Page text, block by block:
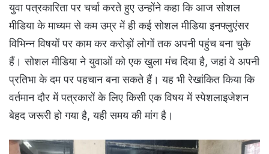
युवा पत्रकारिता पर चर्चा करते हुए उन्होंने कहा कि आज सोशल
मीडिया के माध्यम से कम उम्र में ही कई सोशल मीडिया इनफ्लुएंसर
विभिन्न विषयों पर काम कर करोड़ों लोगों तक अपनी पहुंच बना चुके
हैं। सोशल मीडिया ने युवाओं को एक खुला मंच दिया है, जहां वे अपनी
प्रतिभा के दम पर पहचान बना सकते हैं। यह भी रेखांकित किया कि
वर्तमान दौर में पत्रकारों के लिए किसी एक विषय में स्पेशलाइजेशन
बेहद जरूरी हो गया है, यही समय की मांग है।